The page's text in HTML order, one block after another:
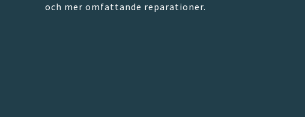
och mer omfattande reparationer.